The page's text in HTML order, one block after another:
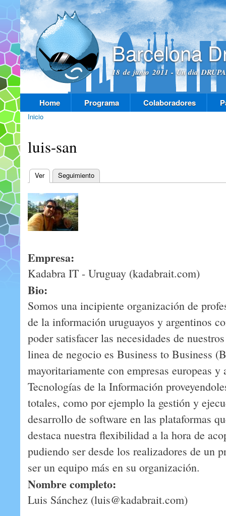
Barcelona
18 de junio 2011 - Un dia
Menú principal
Home Programa Colaboradores
Inicio
luis-san
Solapas principales
Ver(solapa activa)
Seguimiento
Empresa:
Kadabra IT - Uruguay (kadabrait.com)
Bio:
Somos una incipiente organización de
de la información uruguayos y argentinos
poder satisfacer las necesidades de
linea de negocio es Business to Business
mayoritariamente con empresas europeas y
Tecnologías de la Información
totales, como por ejemplo la gestión y
desarrollo de software en las plataformas
destaca nuestra flexibilidad a la hora de
pudiendo ser desde los realizadores de un
ser un equipo más en su organización.
Nombre completo:
Luis Sánchez (luis@kadabrait.com)